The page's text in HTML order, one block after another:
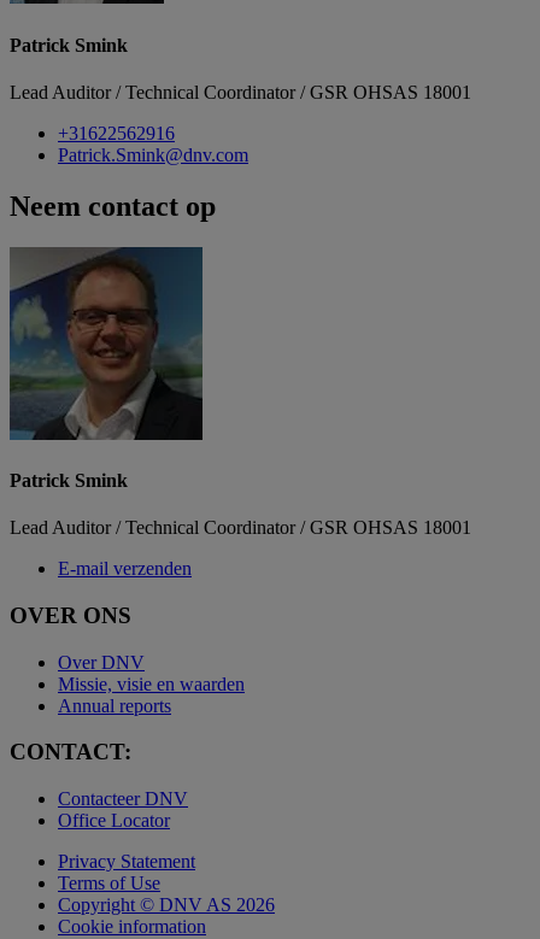
Patrick Smink
Lead Auditor / Technical Coordinator / GSR OHSAS 18001
+31622562916
Patrick.Smink@dnv.com
Neem contact op
Patrick Smink
Lead Auditor / Technical Coordinator / GSR OHSAS 18001
E-mail verzenden
OVER ONS
Over DNV
Missie, visie en waarden
Annual reports
CONTACT:
Contacteer DNV
Office Locator
Privacy Statement
Terms of Use
Copyright © DNV AS 2026
Cookie information